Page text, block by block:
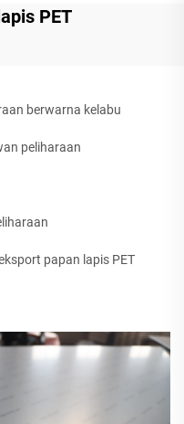
PET
berwarna kelabu
peliharaan
papan lapis PET